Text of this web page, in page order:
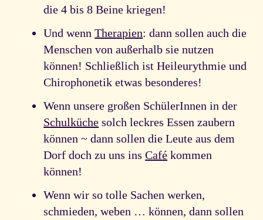
die 4 bis 8 Beine kriegen!
Und wennTherapien: dann sollen auch die
Menschen von außerhalb sie nutzen
können! Schließlich ist Heileurythmie und
Chirophonetik etwas besonderes!
Wenn unsere großen SchülerInnen in der
Schulküche solch leckres Essen zaubern
können ~ dann sollen die Leute aus dem
Dorf doch zu uns insCafé kommen
können!
Wenn wir so tolle Sachen werken,
schmieden, weben … können, dann sollen